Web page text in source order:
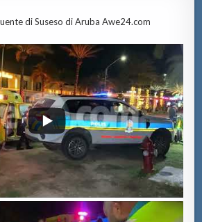
di Suseso di Aruba Awe24.com